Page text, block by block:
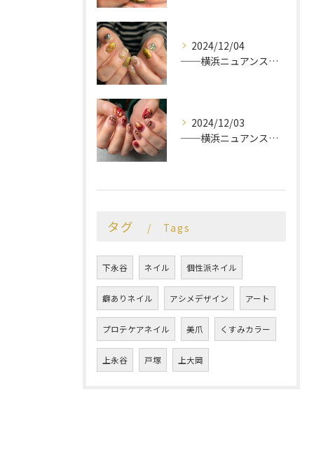
2024/12/04
──横浜ニュアンスネイルサロン♡
2024/12/03
──横浜ニュアンスネイルサロン♡
タグ Tags
下永谷 ネイル 個性派ネイル
癖ありネイル アシメデザイン アート
プロテケアネイル 美爪 くすみカラー
上永谷 戸塚 上大岡